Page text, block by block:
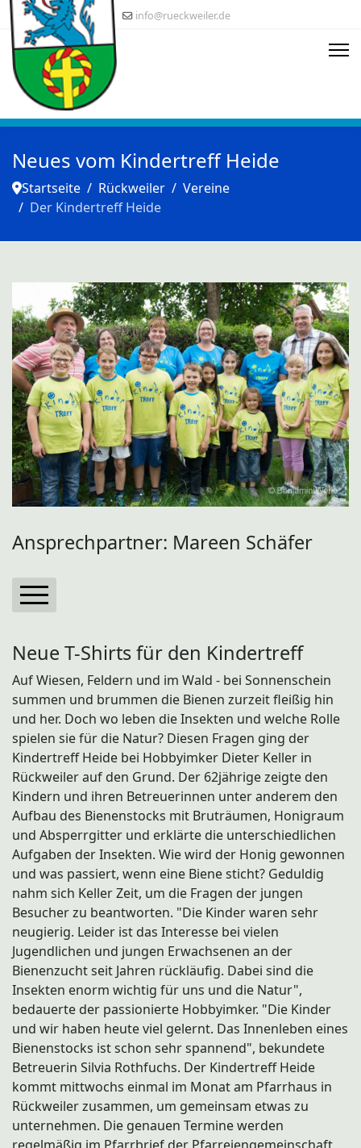
info@rueckweiler.de
Neues vom Kindertreff Heide
Startseite Rückweiler
Vereine
Der Kindertreff Heide
Ansprechpartner: Mareen Schäfer
Narrenschar 1993
Musikverein
Kirchenchor Herz Jesu
Theatergruppe Rückweiler
Seniorentreff
Landfrauen
VDK
Vogelschutzgruppe-Heide
Schlepperfreunde-Heide
Frauen & Mutterverein
Der Kindertreff Heide
FC-Heide
Förderverein der FFW
Straußjugend
Pfarrgemeinde Herz-Jesu
Ernte-Tanzgruppe
Neue T-Shirts für den Kindertreff
Auf Wiesen, Feldern und im Wald - bei Sonnenschein
summen und brummen die Bienen zurzeit fleißig hin
und her. Doch wo leben die Insekten und welche Rolle
spielen sie für die Natur? Diesen Fragen ging der
Kindertreff Heide bei Hobbyimker Dieter Keller in
Rückweiler auf den Grund. Der 62jährige zeigte den
Kindern und ihren Betreuerinnen unter anderem den
Aufbau des Bienenstocks mit Bruträumen, Honigraum
und Absperrgitter und erklärte die unterschiedlichen
Aufgaben der Insekten. Wie wird der Honig gewonnen
und was passiert, wenn eine Biene sticht? Geduldig
nahm sich Keller Zeit, um die Fragen der jungen
Besucher zu beantworten. "Die Kinder waren sehr
neugierig. Leider ist das Interesse bei vielen
Jugendlichen und jungen Erwachsenen an der
Bienenzucht seit Jahren rückläufig. Dabei sind die
Insekten enorm wichtig für uns und die Natur",
bedauerte der passionierte Hobbyimker. "Die Kinder
und wir haben heute viel gelernt. Das Innenleben eines
Bienenstocks ist schon sehr spannend", bekundete
Betreuerin Silvia Rothfuchs. Der Kindertreff Heide
kommt mittwochs einmal im Monat am Pfarrhaus in
Rückweiler zusammen, um gemeinsam etwas zu
unternehmen. Die genauen Termine werden
regelmäßig im Pfarrbrief der Pfarreiengemeinschaft